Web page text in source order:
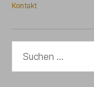
Kontakt
nach: